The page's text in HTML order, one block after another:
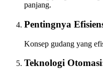
panjang.
Pentingnya
Konsep gudang yang
Teknologi